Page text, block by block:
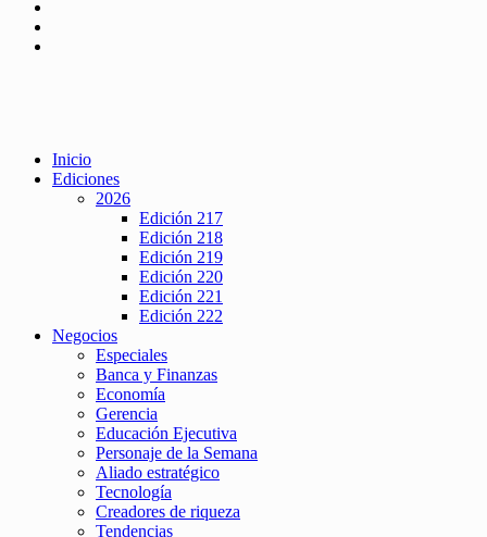
Inicio
Ediciones
2026
Edición 217
Edición 218
Edición 219
Edición 220
Edición 221
Edición 222
Negocios
Especiales
Banca y Finanzas
Economía
Gerencia
Educación Ejecutiva
Personaje de la Semana
Aliado estratégico
Tecnología
Creadores de riqueza
Tendencias